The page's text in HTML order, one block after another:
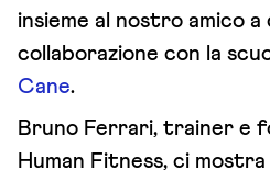
insieme al nostro amico
collaborazione con la
Cane.
Bruno Ferrari, trainer e
Human Fitness, ci